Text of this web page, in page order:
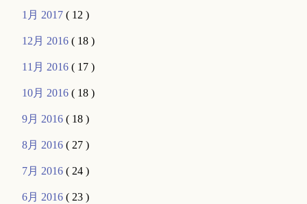
1月 2017( 12 )
12月 2016( 18 )
11月 2016( 17 )
10月 2016( 18 )
9月 2016( 18 )
8月 2016( 27 )
7月 2016( 24 )
6月 2016( 23 )